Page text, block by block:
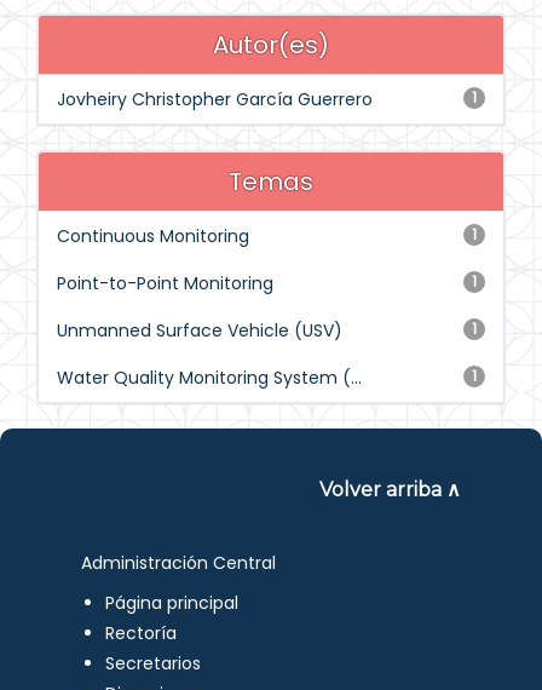
Autor(es)
1
Jovheiry Christopher García Guerrero
Temas
1
Continuous Monitoring
1
Point-to-Point Monitoring
1
Unmanned Surface Vehicle (USV)
1
Water Quality Monitoring System (...
Volver arriba ∧
Administración Central
Página principal
Rectoría
Secretarios